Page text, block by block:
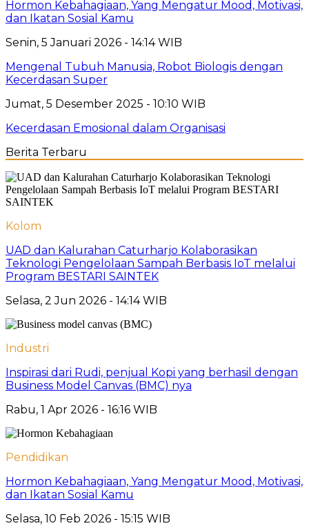
Hormon Kebahagiaan, Yang Mengatur Mood, Motivasi,
dan Ikatan Sosial Kamu
Senin, 5 Januari 2026 - 14:14 WIB
Mengenal Tubuh Manusia, Robot Biologis dengan
Kecerdasan Super
Jumat, 5 Desember 2025 - 10:10 WIB
Kecerdasan Emosional dalam Organisasi
Berita Terbaru
Kolom
UAD dan Kalurahan Caturharjo Kolaborasikan
Teknologi Pengelolaan Sampah Berbasis IoT melalui
Program BESTARI SAINTEK
Selasa, 2 Jun 2026 - 14:14 WIB
Industri
Inspirasi dari Rudi, penjual Kopi yang berhasil dengan
Business Model Canvas (BMC) nya
Rabu, 1 Apr 2026 - 16:16 WIB
Pendidikan
Hormon Kebahagiaan, Yang Mengatur Mood, Motivasi,
dan Ikatan Sosial Kamu
Selasa, 10 Feb 2026 - 15:15 WIB